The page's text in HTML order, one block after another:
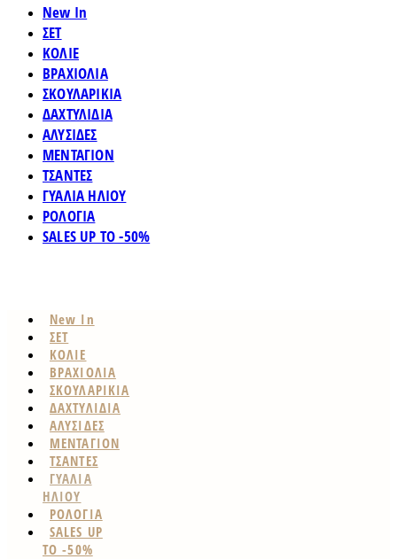
New In
ΣΕΤ
ΚΟΛΙΕ
ΒΡΑΧΙΟΛΙΑ
ΣΚΟΥΛΑΡΙΚΙΑ
ΔΑΧΤΥΛΙΔΙΑ
ΑΛΥΣΙΔΕΣ
ΜΕΝΤΑΓΙΟΝ
ΤΣΑΝΤΕΣ
ΓΥΑΛΙΑ ΗΛΙΟΥ
ΡΟΛΟΓΙΑ
SALES UP TO -50%
New In
ΣΕΤ
ΚΟΛΙΕ
ΒΡΑΧΙΟΛΙΑ
ΣΚΟΥΛΑΡΙΚΙΑ
ΔΑΧΤΥΛΙΔΙΑ
ΑΛΥΣΙΔΕΣ
ΜΕΝΤΑΓΙΟΝ
ΤΣΑΝΤΕΣ
ΓΥΑΛΙΑ
ΗΛΙΟΥ
ΡΟΛΟΓΙΑ
SALES UP
TO -50%